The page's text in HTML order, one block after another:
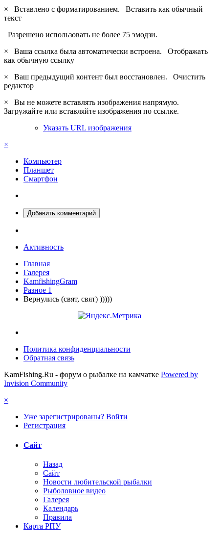
×
Вставлено с форматированием. Вставить как обычный
текст
Разрешено использовать не более 75 эмодзи.
×
Ваша ссылка была автоматически встроена. Отображать
как обычную ссылку
×
Ваш предыдущий контент был восстановлен. Очистить
редактор
×
Вы не можете вставлять изображения напрямую.
Загружайте или вставляйте изображения по ссылке.
Указать URL изображения
×
Компьютер
Планшет
Смартфон
Добавить комментарий
Активность
Главная
Галерея
KamfishingGram
Разное 1
Вернулись (свят, свят) )))))
Политика конфиденциальности
Обратная связь
KamFishing.Ru - форум о рыбалке на камчатке Powered by
Invision Community
×
Уже зарегистрированы? Войти
Регистрация
Сайт
Назад
Сайт
Новости любительской рыбалки
Рыболовное видео
Галерея
Календарь
Правила
Карта РПУ